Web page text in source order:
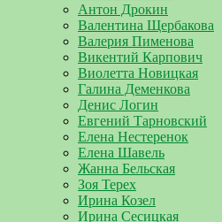
Антон Дрокин
Валентина Щербакова
Валерия Пименова
Викентий Карпович
Виолетта Новицкая
Галина Деменкова
Денис Логин
Евгений Тарновский
Елена Нестеренок
Елена Шавель
Жанна Бельская
Зоя Терех
Ирина Козел
Ирина Сесицкая